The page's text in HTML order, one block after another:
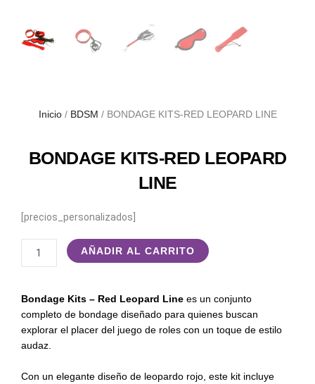
Inicio/ BDSM / BONDAGE KITS-RED LEOPARD LINE
BONDAGE KITS-RED LEOPARD
LINE
[precios_personalizados]
BONDAGE
LEOPARD
cantidad
AÑADIR AL CARRITO
Bondage Kits – Red Leopard Line es un conjunto
completo de bondage diseñado para quienes buscan
explorar el placer del juego de roles con un toque de estilo
audaz.
Con un elegante diseño de leopardo rojo, este kit incluye